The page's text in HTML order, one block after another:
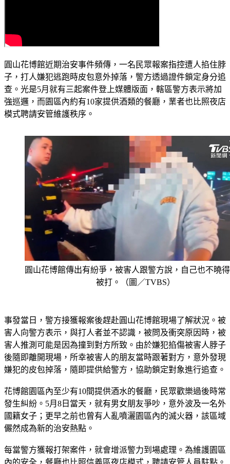
圓山花博館近期治安事件頻傳，一名民眾報案指控遭人掐住脖
子，打人嫌犯逃跑時皮包意外掉落，警方透過證件鎖定身分追
查。光是5月就有三起案件登上媒體版面，轄區警方表示將加
強巡邏，而園區內約有10家提供酒類的餐廳，業者也比照夜店
圓山花博館傳出有紛爭，被害人跟警方說，自己也不曉
事發當日，警方接獲報案後趕赴圓山花博館現場了解狀況。被
害人向警方表示，與打人者並不認識，被問及衝突原因時，被
害人推測可能是因為撞到對方所致。由於嫌犯掐傷被害人脖子
後隨即離開現場，所幸被害人的朋友當時跟著對方，意外發現
花博館園區內至少有10間提供酒水的餐廳，民眾歡樂過後時常
發生糾紛。5月8日當天，就有男女朋友爭吵，意外波及一名外
國籍女子；更早之前也曾有人亂噴灑園區內的滅火器，該區域